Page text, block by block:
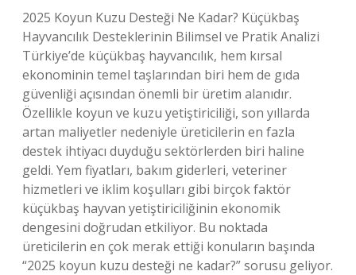
2025 Koyun Kuzu Desteği Ne Kadar? Küçükbaş
Hayvancılık Desteklerinin Bilimsel ve Pratik Analizi
Türkiye’de küçükbaş hayvancılık, hem kırsal
ekonominin temel taşlarından biri hem de gıda
güvenliği açısından önemli bir üretim alanıdır.
Özellikle koyun ve kuzu yetiştiriciliği, son yıllarda
artan maliyetler nedeniyle üreticilerin en fazla
destek ihtiyacı duyduğu sektörlerden biri haline
geldi. Yem fiyatları, bakım giderleri, veteriner
hizmetleri ve iklim koşulları gibi birçok faktör
küçükbaş hayvan yetiştiriciliğinin ekonomik
dengesini doğrudan etkiliyor. Bu noktada
üreticilerin en çok merak ettiği konuların başında
“2025 koyun kuzu desteği ne kadar?” sorusu geliyor.